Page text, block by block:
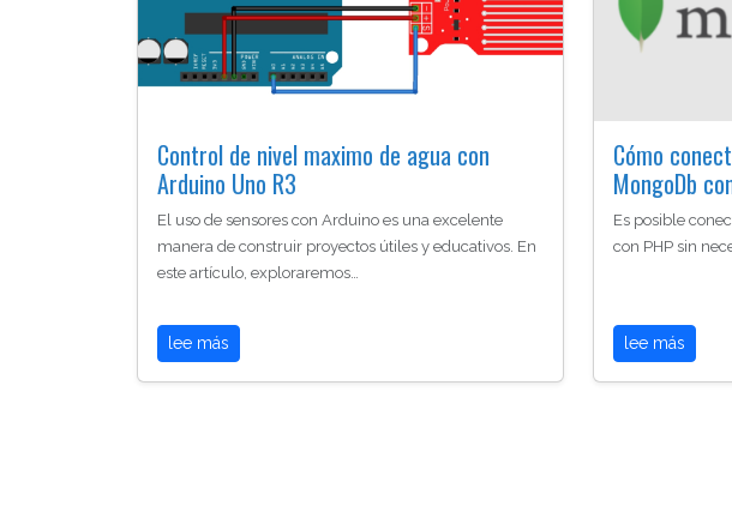
Control de nivel maximo de agua con
Arduino Uno R3
El uso de sensores con Arduino es una excelente
manera de construir proyectos útiles y educativos. En
este artículo, exploraremos…
lee más
Cómo
MongoDb
Es posible
con PHP sin
lee más